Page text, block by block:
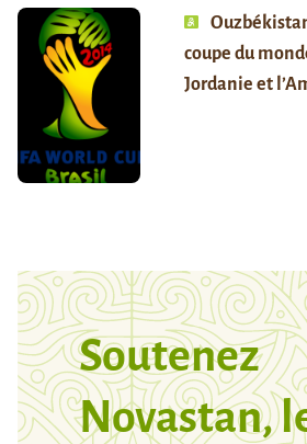
coupe du
Jordanie et
Soutenez
Novastan,